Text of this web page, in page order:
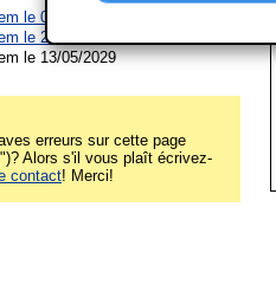
le 04/06/2027 à
le 24/05/2028 à
le 13/05/2029
erreurs sur cette page
Alors s'il vous plaît écrivez-
contact! Merci!